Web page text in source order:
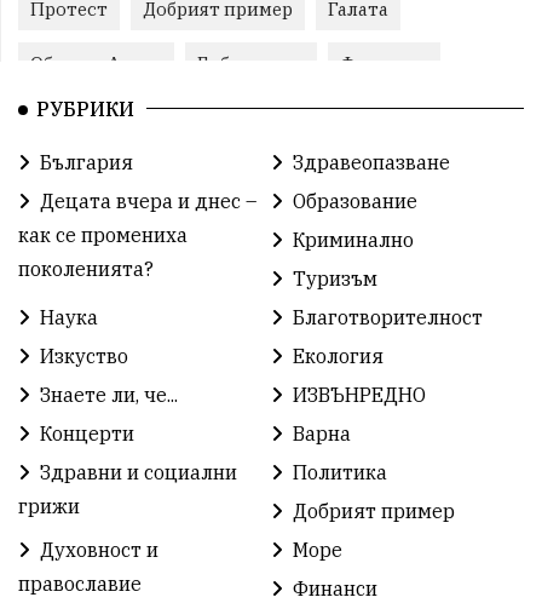
Протест Добрият пример Галата
Община Аврен Библиотека Фестивал
Финанси
Театър Спорт за деца История
Градски транспорт Нов протест
Безплатни прегледи Волейбол Карин дом
Зелена Енергия Ден на детето
Книги Ветрогенератори Девня
Ден на народните будители Изложба
Детски градини Богоявление
Разрушеното бомбоубежище
РУБРИКИ
България
Здравеопазване
Децата вчера и днес –
как се промениха
поколенията?
Образование
Криминално
Туризъм
Наука
Благотворителност
Изкуство
Екология
Знаете ли, че...
ИЗВЪНРЕДНО
Концерти
Варна
Здравни и социални
грижи
Политика
Добрият пример
Духовност и
православие
Море
Финанси